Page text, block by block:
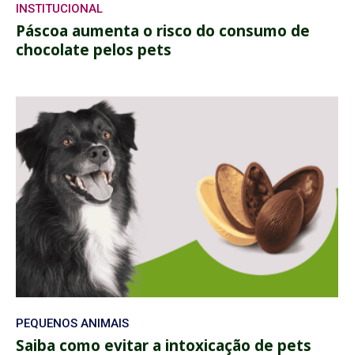
INSTITUCIONAL
Páscoa aumenta o risco do consumo de
chocolate pelos pets
PEQUENOS ANIMAIS
Saiba como evitar a intoxicação de pets